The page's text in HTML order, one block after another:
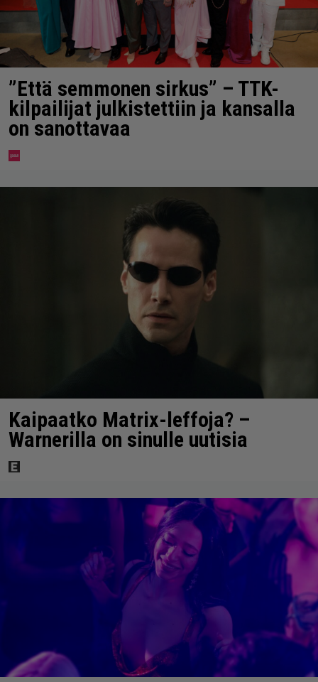
”Että semmonen sirkus” – TTK-
kilpailijat julkistettiin ja kansalla
on sanottavaa
Kaipaatko Matrix-leffoja? –
Warnerilla on sinulle uutisia